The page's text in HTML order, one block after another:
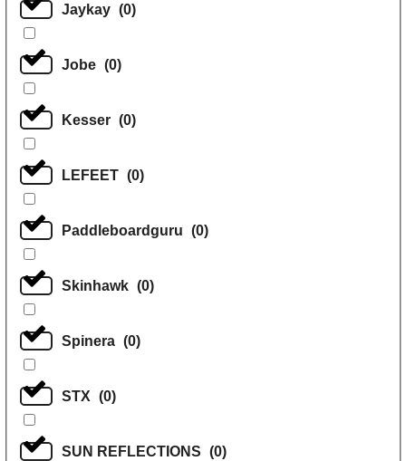
Jaykay (0)
Jobe (0)
Kesser (0)
LEFEET (0)
Paddleboardguru (0)
Skinhawk (0)
Spinera (0)
STX (0)
SUN REFLECTIONS (0)